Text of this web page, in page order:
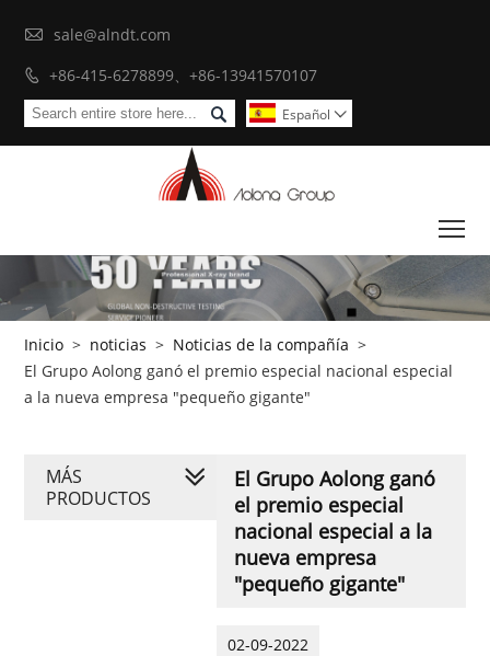
 sale@alndt.com
 +86-415-6278899、+86-13941570107
 Español 
Inicio > noticias > Noticias de la compañía >
El Grupo Aolong ganó el premio especial nacional especial
a la nueva empresa "pequeño gigante"
El Grupo Aolong ganó
el premio especial
nacional especial a la
nueva empresa
"pequeño gigante"
02-09-2022
MÁS
PRODUCTOS